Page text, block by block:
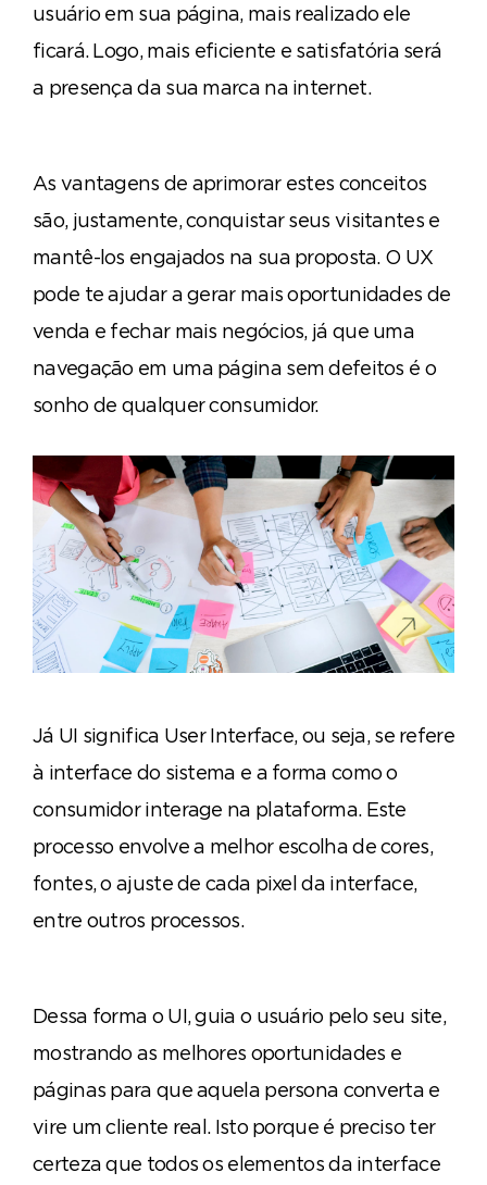
usuário em sua página, mais realizado ele
ficará. Logo, mais eficiente e satisfatória será
a presença da sua marca na internet.
As vantagens de aprimorar estes conceitos
são, justamente, conquistar seus visitantes e
mantê-los engajados na sua proposta. O UX
pode te ajudar a gerar mais oportunidades de
venda e fechar mais negócios, já que uma
navegação em uma página sem defeitos é o
sonho de qualquer consumidor.
Já UI significa User Interface, ou seja, se refere
à interface do sistema e a forma como o
consumidor interage na plataforma. Este
processo envolve a melhor escolha de cores,
fontes, o ajuste de cada pixel da interface,
entre outros processos.
Dessa forma o UI, guia o usuário pelo seu site,
mostrando as melhores oportunidades e
páginas para que aquela persona converta e
vire um cliente real. Isto porque é preciso ter
certeza que todos os elementos da interface